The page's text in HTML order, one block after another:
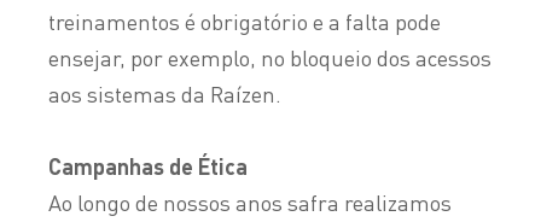
treinamentos é obrigatório e a falta pode
ensejar, por exemplo, no bloqueio dos acessos
aos sistemas da Raízen.
Campanhas de Ética
Ao longo de nossos anos safra realizamos